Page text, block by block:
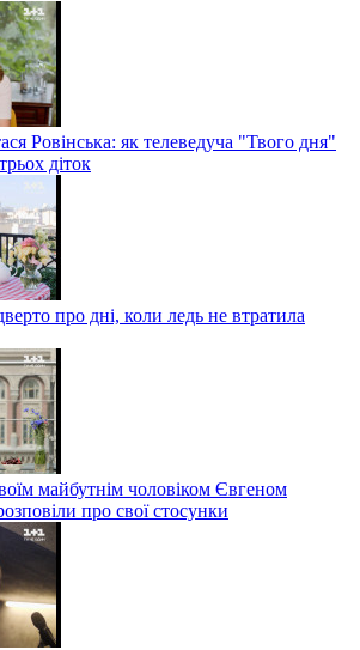
Ровінська: як телеведуча "Твого дня"
діток
про дні, коли ледь не втратила
майбутнім чоловіком Євгеном
про свої стосунки